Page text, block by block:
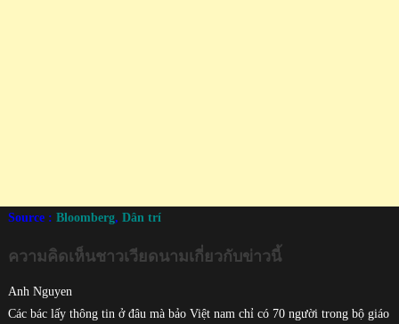
Source : Bloomberg, Dân trí
ความคิดเห็นชาวเวียดนามเกี่ยวกับข่าวนี้
Anh Nguyen
Các bác lấy thông tin ở đâu mà bảo Việt nam chỉ có 70 người trong bộ giáo